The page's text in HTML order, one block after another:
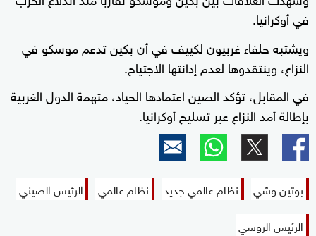
في أوكرانيا.
ويشتبه حلفاء غربيون لكييف في أن بكين تدعم موسكو في
النزاع، وينتقدوها لعدم إدانتها الاجتياح.
في المقابل، تؤكد الصين اعتمادها الحياد، متهمة الدول الغربية
بإطالة أمد النزاع عبر تسليح أوكرانيا.
بوتين وشي نظام عالمي جديد نظام عالمي
الرئيس الصيني
الرئيس الروسي